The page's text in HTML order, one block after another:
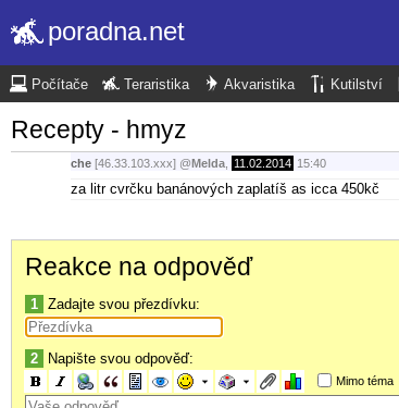
poradna.net
Počítače Teraristika Akvaristika Kutilství
Recepty - hmyz
che [46.33.103.xxx] @Melda 11.02.2014 15:40
za litr cvrčku banánových zaplatíš as icca 450kč
Reakce na odpověď
1 Zadajte svou přezdívku:
2 Napište svou odpověď:
Mimo téma